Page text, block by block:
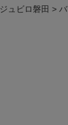
ジュビロ磐田